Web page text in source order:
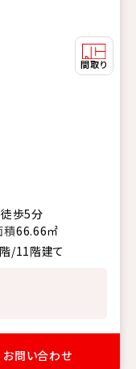
歩5分
積66.66㎡
/11階建て
お問い合わせ